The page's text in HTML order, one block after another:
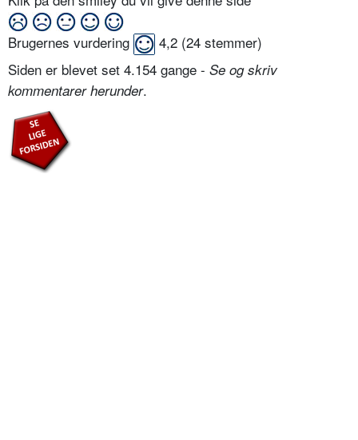
Brugernes vurdering 4,2 (24 stemmer)
Siden er blevet set 4.154 gange - Se og skriv
kommentarer herunder.